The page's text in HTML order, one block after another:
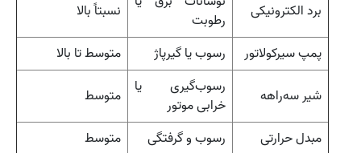
برد الکترونیکی
رطوبت
نسبتاً بالا
پمپ سیرکولاتور رسوب یا گیرپاژ متوسط تا بالا
شیر سه‌راهه
رسوب‌گیری یا
خرابی موتور
متوسط
مبدل حرارتی رسوب و گرفتگی
متوسط